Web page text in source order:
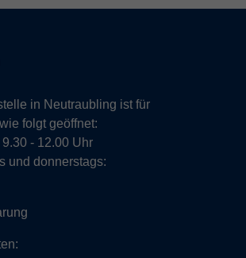
in Neutraubling ist für
folgt geöffnet:
9.30 - 12.00 Uhr
und donnerstags: